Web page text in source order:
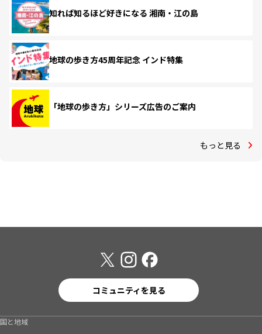
知れば知るほど好きになる 湘南・江の島
地球の歩き方45周年記念 インド特集
「地球の歩き方」シリーズ広告のご案内
もっと見る
コミュニティを見る
国と地域